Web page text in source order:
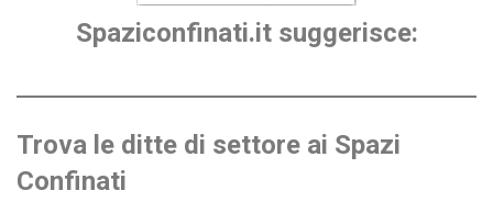
Spaziconfinati.it suggerisce:
Trova le ditte di settore ai Spazi
Confinati